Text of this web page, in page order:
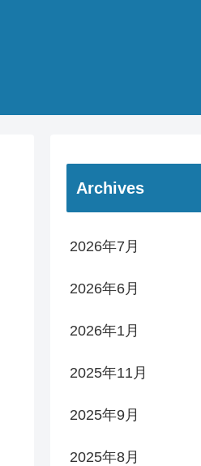
Archives
2026年7月
2026年6月
2026年1月
2025年11月
2025年9月
2025年8月